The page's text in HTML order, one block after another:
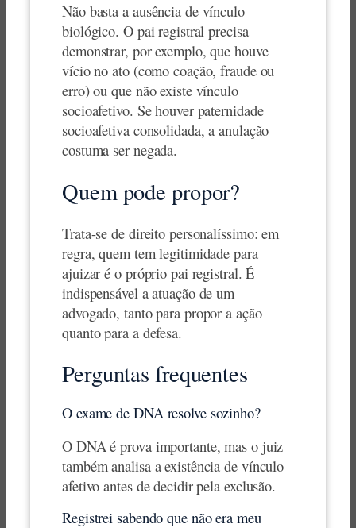
Não basta a ausência de vínculo
biológico. O pai registral precisa
demonstrar, por exemplo, que houve
vício no ato (como coação, fraude ou
erro) ou que não existe vínculo
socioafetivo. Se houver paternidade
socioafetiva consolidada, a anulação
costuma ser negada.
Quem pode propor?
Trata-se de direito personalíssimo: em
regra, quem tem legitimidade para
ajuizar é o próprio pai registral. É
indispensável a atuação de um
advogado, tanto para propor a ação
quanto para a defesa.
Perguntas frequentes
O exame de DNA resolve sozinho?
O DNA é prova importante, mas o juiz
também analisa a existência de vínculo
afetivo antes de decidir pela exclusão.
Registrei sabendo que não era meu